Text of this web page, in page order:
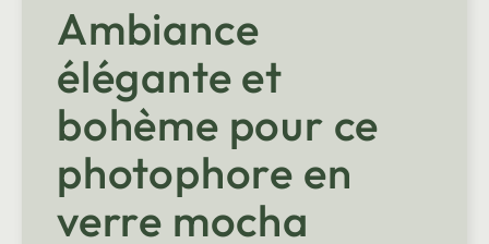
Ambiance
élégante et
bohème pour ce
photophore en
verre mocha